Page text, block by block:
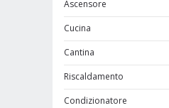
Ascensore
Cucina
Cantina
Riscaldamento
Condizionatore